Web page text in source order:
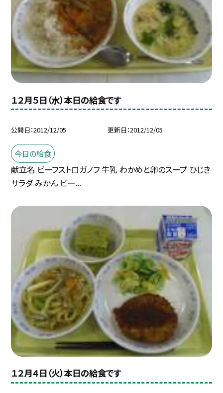
１２月５日（水）本日の給食です
公開日 2012/12/05 更新日 2012/12/05
今日の給食
献立名 ビーフストロガノフ 牛乳 わかめと卵のスープ ひじき
サラダ みかん ビー...
１２月４日（火）本日の給食です